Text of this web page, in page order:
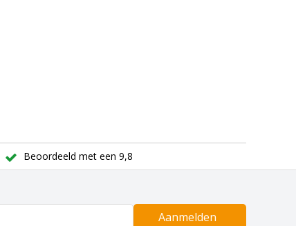
Beoordeeld met een 9,8
Aanmelden